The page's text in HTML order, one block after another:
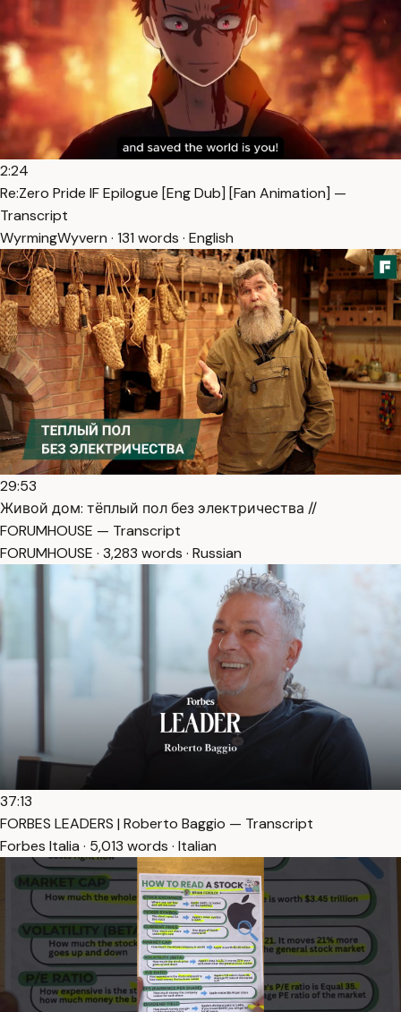
2:24
Re:Zero Pride IF Epilogue [Eng Dub] [Fan Animation] —
Transcript
WyrmingWyvern · 131 words · English
29:53
Живой дом: тёплый пол без электричества //
FORUMHOUSE — Transcript
FORUMHOUSE · 3,283 words · Russian
37:13
FORBES LEADERS | Roberto Baggio — Transcript
Forbes Italia · 5,013 words · Italian